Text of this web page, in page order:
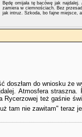
Będę omijała tę bacówę jak
zamiera w ciemnościach. Bez
jak intruz. Szkoda, bo fajne miejsce,
doszłam do wniosku że
Atmosfera
Rycerzowej też gaśnie
tam nie zawitam" teraz